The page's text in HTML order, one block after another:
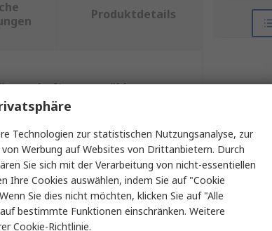
Produktdetails
auswählen.
Erweiterungskarte für
Technologien zur statistischen Nutzungsanalyse, zur
Werbung auf Websites von Drittanbietern. Durch
Sie sich mit der Verarbeitung von nicht-essentiellen
Ihre Cookies auswählen, indem Sie auf "Cookie
Sie dies nicht möchten, klicken Sie auf "Alle
bestimmte Funktionen einschränken. Weitere
Cookie-Richtlinie.